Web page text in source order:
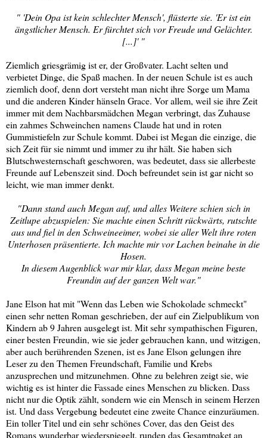
" 'Dein Opa ist kein schlechter Mensch', flüsterte sie. 'Er ist ein
ängstlicher Mensch. Er fürchtet sich vor Freude und Gelächter.
[...]' "
Ziemlich griesgrämig ist er, der Großvater. Lacht selten und
verbietet Dinge, die Spaß machen. In der neuen Schule ist es auch
ziemlich doof, denn dort versteht man nicht ihre Sorge um Mama
und die anderen Kinder hänseln Grace. Vor allem, weil sie ihre Zeit
immer mit dem Nachbarsmädchen Megan verbringt, das Zuhause
ein zahmes Schweinchen namens Claude hat und in roten
Gummistiefeln zur Schule kommt. Dabei ist Megan die einzige, die
sich Zeit für sie nimmt und immer zu ihr hält. Sie haben sich
Blutschwesternschaft geschworen, was bedeutet, dass sie allerbeste
Freunde auf Lebenszeit sind. Doch befreundet sein ist gar nicht so
leicht, wie man immer denkt.
"Dann stand auch Megan auf, und alles Weitere schien sich in
Zeitlupe abzuspielen: Sie machte einen Schritt rückwärts, rutschte
aus und fiel in den Schweineeimer, wobei sie aller Welt ihre roten
Unterhosen präsentierte. Ich machte mir vor Lachen beinahe in die
Hosen.
In diesem Augenblick war mir klar, dass Megan meine beste
Freundin auf der ganzen Welt war."
Jane Elson hat mit "Wenn das Leben wie Schokolade schmeckt"
einen sehr netten Roman geschrieben, der auf ein Zielpublikum von
Kindern ab 9 Jahren ausgelegt ist. Mit sehr sympathischen Figuren,
einer besten Freundin, wie sie jeder gebrauchen kann, und witzigen,
aber auch berührenden Szenen, ist es Jane Elson gelungen ihre
Leser zu den Themen Freundschaft, Familie und Krebs
anzusprechen und mitzunehmen. Ohne zu belehren zeigt sie, wie
wichtig es ist hinter die Fassade eines Menschen zu blicken. Dass
nicht nur die Optik zählt, sondern wie ein Mensch in seinem Herzen
ist. Und dass Vergebung bedeutet eine zweite Chance einzuräumen.
Ein toller Titel und ein sehr schönes Cover, das den Geist des
Romans wunderbar wiederspiegelt, runden das Gesamtpaket an